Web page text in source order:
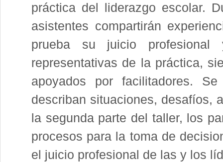
práctica del liderazgo escolar.
asistentes compartirán
prueba su juicio profesional
representativas de la práctica,
apoyados por facilitadores.
describan situaciones, desafíos,
la segunda parte del taller, los
procesos para la toma de
el juicio profesional de las y los